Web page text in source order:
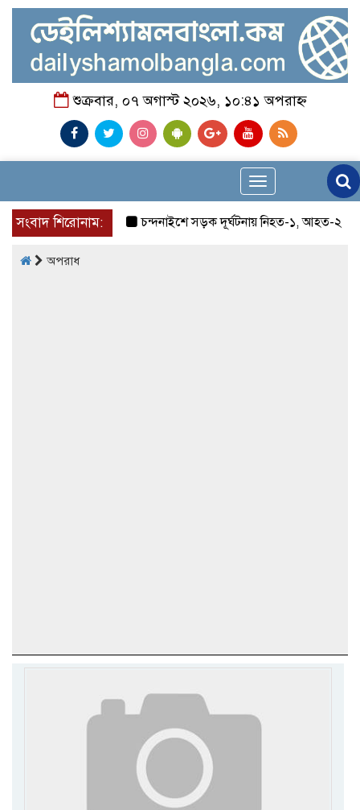
শুক্রবার, ০৭ অগাস্ট ২০২৬, ১০:৪১ অপরাহ্ন
Toggle
navigation
সংবাদ শিরোনাম:
চন্দনাইশে সড়ক দূর্ঘটনায় নিহত-১, আহত-২
অপরাধ